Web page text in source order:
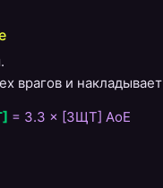
врагов и накладывает
= 3.3 × [ЗЩТ] AoE